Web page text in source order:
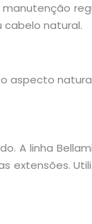
cabelo natural.
aspecto
linha